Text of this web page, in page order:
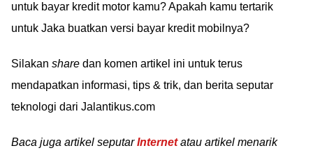
untuk bayar kredit motor kamu? Apakah kamu tertarik
untuk Jaka buatkan versi bayar kredit mobilnya?
Silakan share dan komen artikel ini untuk terus
mendapatkan informasi, tips & trik, dan berita seputar
teknologi dari Jalantikus.com
Baca juga artikel seputarInternetatau artikel menarik